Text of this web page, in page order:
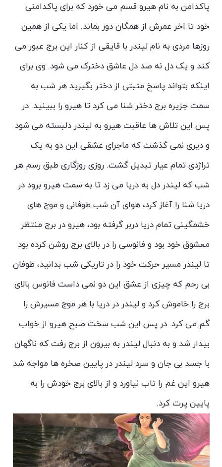
پاکدامن به نام هیرو قسم می خورد که برای پاکدامنی
خود تا اخر عمرش از همگان دور بماند. اما یکی از همین
روزها مردی به نام لیندر با قایقی از کنار این برج عبور می
کند و یک دل نه صد دل عاشق دخترک می شود. وی برای
اینکه بتواند پاسخ مثبتی از دختر بگیرید هر شب به
سمت جزیره برج دختر شنا می کرد تا هیرو را ببینید. در
پس این تلاش ها عاقبت هیرو به لیندر دلبسته می شود
و دیری نمی گذشت که ماجرای عشقی این دو به یک
تراژدی تمام عیار تبدیل گشت. روزی روزگاری طبق رسم هر
شب که لیندر دل به دریا می زد تا به سمت هیرو برود در
دریا شنا را آغاز کرد، هوای آن شب طوفانی و موج های
خشمگینی تمام دریا دربر گرفته بود، هیرو در برج منتظر
معشوق خود بود و فانوسی را در بالای برج روشن کرده بود
تا لیندر مسیر حرکت خود را در تاریکی شب بدانید، طوفان
بی رحم که چیزی از عشق این دو نمی داست فانوس بالای
برج را خاموش کرد و لیندر در دریا با هر موج مسیرش را
گم می کرد. در پس این شب سخت صبح هیرو از خواب
بیدار شد و به دنبال لیندر به بیرون از برج رفت که ناگهان
با جسد بی جان و سرد لیندر در پایین صخره ها مواجه شد
هیرو این غم را تاب نیاورد و از بالای برج خودش را به
پایین پرت کرد.